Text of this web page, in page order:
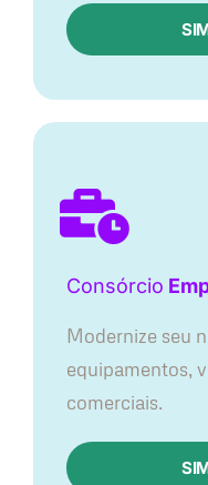
Consórcio
Modernize seu
equipamentos,
comerciais.